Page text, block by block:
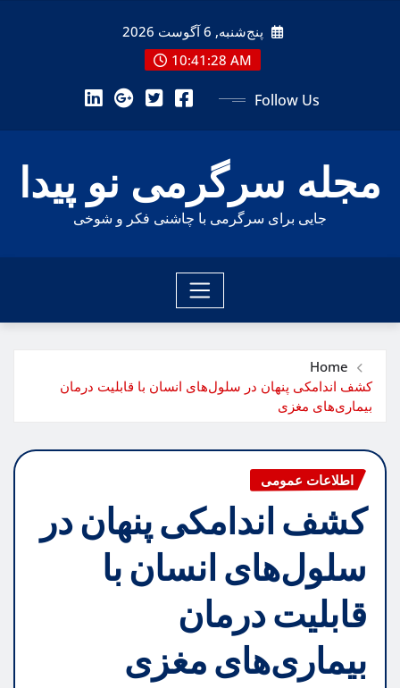
پنج‌شنبه, 6 آگوست 2026
10:41:30 AM
Follow Us
مجله سرگرمی نو پیدا
جایی برای سرگرمی با چاشنی فکر و شوخی
Home
کشف اندامکی پنهان در سلول‌های انسان با قابلیت درمان
بیماری‌های مغزی
اطلاعات عمومی
کشف اندامکی پنهان در
سلول‌های انسان با
قابلیت درمان
بیماری‌های مغزی